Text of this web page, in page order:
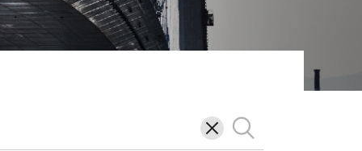
삭
제
검
색